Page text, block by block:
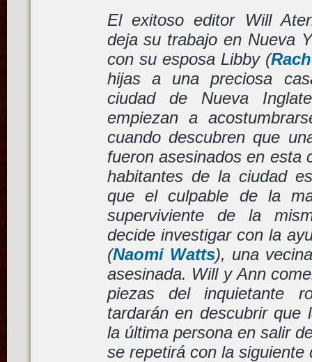
El exitoso editor Will
deja su trabajo en Nueva
con su esposa Libby (
hijas a una preciosa
ciudad de Nueva
empiezan a
cuando descubren que
fueron asesinados en esta
habitantes de la ciudad
que el culpable de la
superviviente de la
decide investigar con la
(Naomi Watts), una
asesinada. Will y Ann
piezas del inquietante
tardarán en descubrir que
la última persona en salir
se repetirá con la